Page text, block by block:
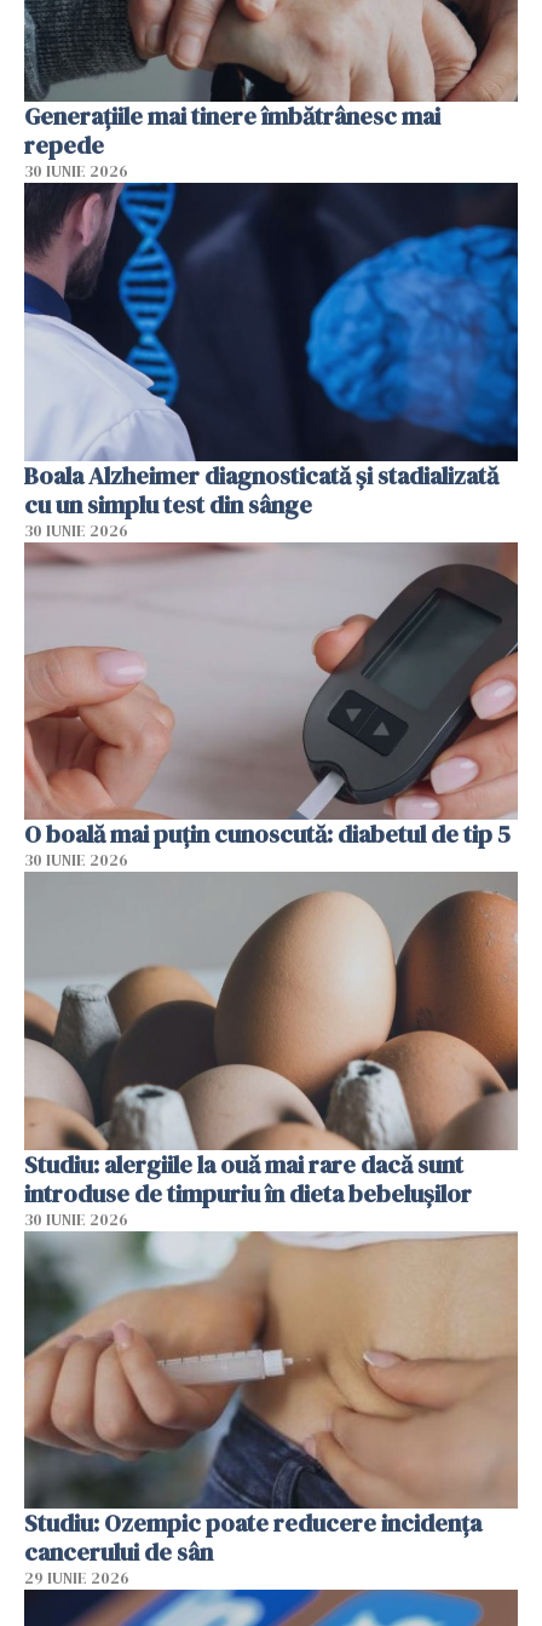
Generațiile mai tinere îmbătrânesc mai
repede
30 IUNIE 2026
Boala Alzheimer diagnosticată și stadializată
cu un simplu test din sânge
30 IUNIE 2026
O boală mai puțin cunoscută: diabetul de tip 5
30 IUNIE 2026
Studiu: alergiile la ouă mai rare dacă sunt
introduse de timpuriu în dieta bebelușilor
30 IUNIE 2026
Studiu: Ozempic poate reducere incidența
cancerului de sân
29 IUNIE 2026